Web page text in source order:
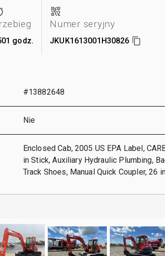
godz.
Numer seryjny
JKUK1613001H30826
#13882648
Nie
Enclosed Cab, 2005 US EPA Label,
in Stick, Auxiliary Hydraulic Plumbing,
Track Shoes, Manual Quick Coupler, 26